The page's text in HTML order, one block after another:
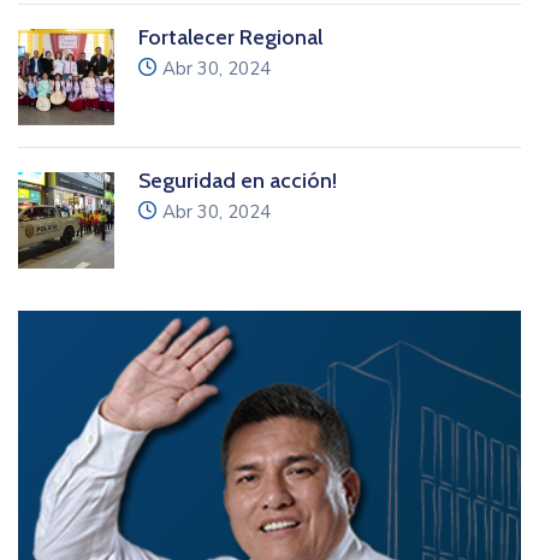
Fortalecer Regional
icon
Abr 30, 2024
Seguridad en acción!
icon
Abr 30, 2024